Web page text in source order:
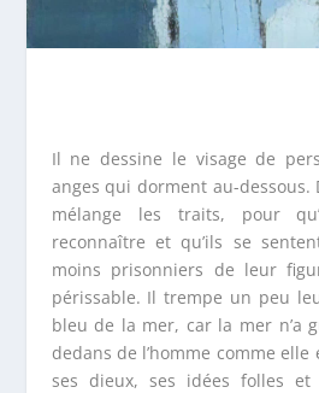
Il ne dessine le visage de
anges qui dorment au-dessous.
mélange les traits, pour
reconnaître et qu’ils se
moins prisonniers de leur
périssable. Il trempe un peu
bleu de la mer, car la mer n’a
dedans de l’homme comme
ses dieux, ses idées folles et